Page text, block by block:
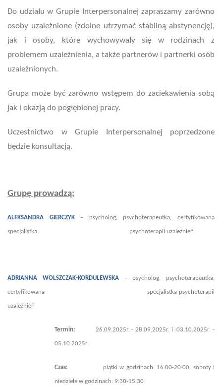
Do udziału w Grupie Interpersonalnej zapraszamy zarówno
osoby uzależnione (zdolne utrzymać stabilną abstynencję),
jak i osoby, które wychowywały się w rodzinach z
problemem uzależnienia, a także partnerów i partnerki osób
uzależnionych.
Grupa może być zarówno wstępem do zaciekawienia sobą
jak i okazją do pogłębionej pracy.
Uczestnictwo w Grupie Interpersonalnej poprzedzone
będzie konsultacją.
Grupę prowadzą:
ALEKSANDRA GIERCZYK – psycholog, psychoterapeutka, certyfikowana
specjalistka psychoterapii uzależnień
ADRIANNA WOLSZCZAK-KORDULEWSKA – psycholog, psychoterapeutka,
certyfikowana specjalistka psychoterapii
uzależnień
Termin: 26.09.2025r. - 28.09.2025r. i 03.10.2025r. -
05.10.2025r.
Czas: piątki w godzinach: 16:00-20:00, soboty i
niedziele w godzinach: 9:30-15:30